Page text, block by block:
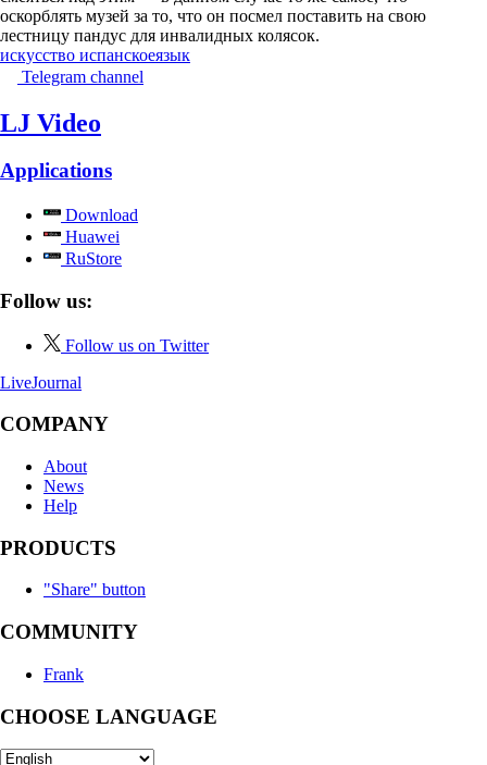
оскорблять музей за то, что он посмел поставить на свою
лестницу пандус для инвалидных колясок.
искусство испанскоеязык
Telegram channel
LJ Video
Applications
Download
Huawei
RuStore
Follow us:
Follow us on Twitter
LiveJournal
COMPANY
About
News
Help
PRODUCTS
"Share" button
COMMUNITY
Frank
CHOOSE LANGUAGE